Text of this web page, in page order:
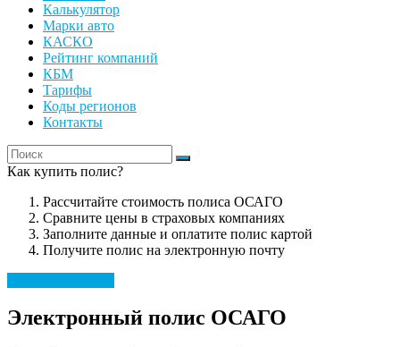
Калькулятор
Марки авто
КАСКО
Рейтинг компаний
КБМ
Тарифы
Коды регионов
Контакты
Как купить полис?
Рассчитайте стоимость полиса ОСАГО
Сравните цены в страховых компаниях
Заполните данные и оплатите полис картой
Получите полис на электронную почту
Электронный полис ОСАГО